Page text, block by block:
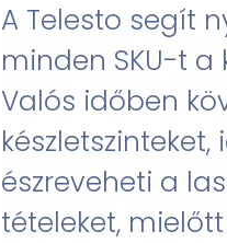
A Telesto segít
minden SKU-t
Valós időben
készletszinteket,
észreveheti a
tételeket, mielőtt